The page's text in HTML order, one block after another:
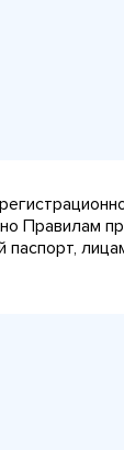
Правилам